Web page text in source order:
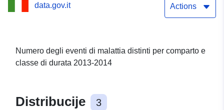
data.gov.it Actions
Numero degli eventi di malattia distinti per comparto e
classe di durata 2013-2014
Distribucije 3